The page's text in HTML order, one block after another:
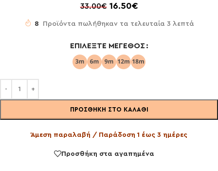
33.00€ 16.50€
8 Προϊόντα πωλήθηκαν τα τελευταία 3 λεπτά
ΕΠΙΛΈΞΤΕ ΜΈΓΕΘΟΣ
ΠΡΟΣΘΉΚΗ ΣΤΟ ΚΑΛΆΘΙ
Άμεση παραλαβή / Παράδοση 1 έως 3 ημέρες
Προσθήκη στα αγαπημένα